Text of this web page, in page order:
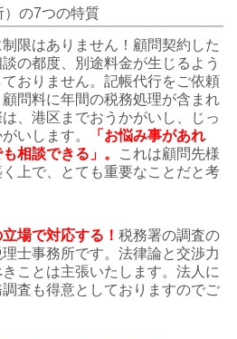
）の7つの特質
限はありません！顧問契約した
の都度、別途料金が生じるよう
おりません。記帳代行をご依頼
問料に年間の税務処理が含まれ
、港区までおうかがいし、じっ
いします。
「お悩み事があれ
相談できる」。
これは顧問先様
上で、とても重要なことだと考
場で対応する！ 税務署の調査の
士事務所です。法律論と交渉力
ことは主張いたします。法人に
査も得意としておりますのでご